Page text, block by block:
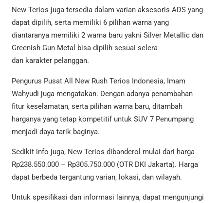
New Terios juga tersedia dalam varian aksesoris ADS yang
dapat dipilih, serta memiliki 6 pilihan warna yang
diantaranya memiliki 2 warna baru yakni Silver Metallic dan
Greenish Gun Metal bisa dipilih sesuai selera
dan karakter pelanggan.
Pengurus Pusat All New Rush Terios Indonesia, Imam
Wahyudi juga mengatakan. Dengan adanya penambahan
fitur keselamatan, serta pilihan warna baru, ditambah
harganya yang tetap kompetitif untuk SUV 7 Penumpang
menjadi daya tarik baginya.
Sedikit info juga, New Terios dibanderol mulai dari harga
Rp238.550.000 – Rp305.750.000 (OTR DKI Jakarta). Harga
dapat berbeda tergantung varian, lokasi, dan wilayah.
Untuk spesifikasi dan informasi lainnya, dapat mengunjungi